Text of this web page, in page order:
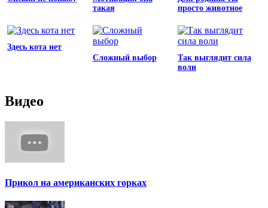
такая
просто животное
Здесь кота нет
Сложный выбор
Так выглядит сила
воли
Видео
Прикол на американских горках